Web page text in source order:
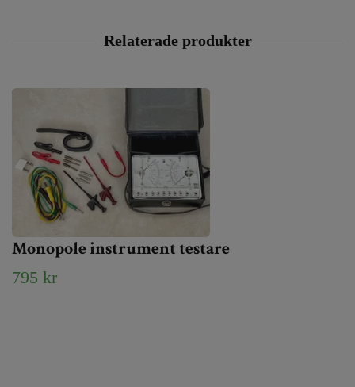
Monopole instrument testare
795 kr